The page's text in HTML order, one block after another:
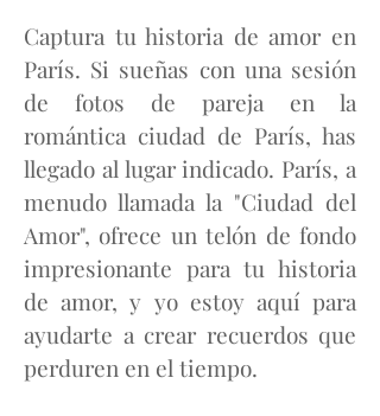
Captura tu historia de amor en
París. Si sueñas con una sesión
de fotos de pareja en la
romántica ciudad de París, has
llegado al lugar indicado. París, a
menudo llamada la "Ciudad del
Amor", ofrece un telón de fondo
impresionante para tu historia
de amor, y yo estoy aquí para
ayudarte a crear recuerdos que
perduren en el tiempo.